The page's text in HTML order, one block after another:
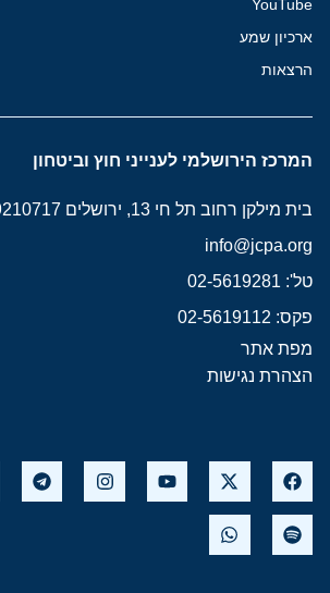
YouTube
ארכיון שמע
הרצאות
המרכז הירושלמי לענייני חוץ וביטחון
בית מילקן רחוב תל חי 13, ירושלים 9210717
info@jcpa.org
טל': 02-5619281
פקס: 02-5619112
מפת אתר
הצהרת נגישות